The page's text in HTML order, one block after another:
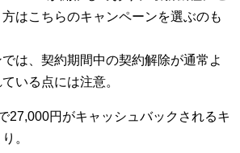
はこちらのキャンペーンを選ぶのも
は、契約期間中の契約解除が通常よ
いる点には注意。
27,000円がキャッシュバックされるキ
。